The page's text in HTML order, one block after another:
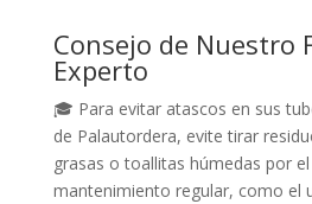
Consejo de Nuestro
Experto
🎓 Para evitar atascos en sus
de Palautordera, evite tirar
grasas o toallitas húmedas por
mantenimiento regular, como el